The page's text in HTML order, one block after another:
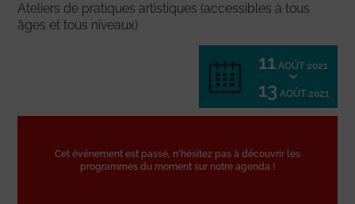
Ateliers de pratiques artistiques (accessibles à tous
âges et tous niveaux)
11 AOÛT 2021
13 AOÛT 2021
Cet événement est passé, n'hésitez pas à découvrir les
programmes du moment sur notre agenda !